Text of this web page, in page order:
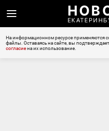
На информационном ресурсе применяются
файлы. Оставаясь на сайте, вы
согласиена их использование.